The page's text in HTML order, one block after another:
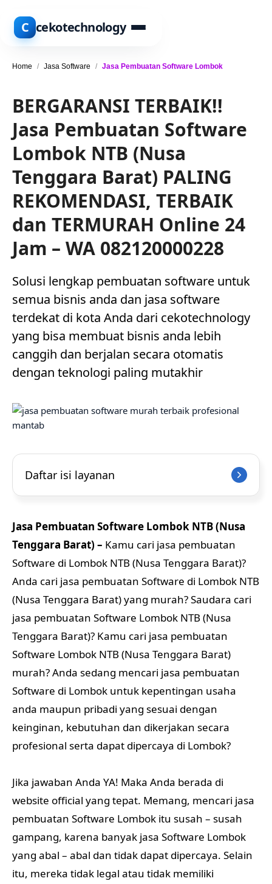
C cekotechnology
Home / Jasa Software / Jasa Pembuatan Software Lombok
BERGARANSI TERBAIK!!
Jasa Pembuatan Software
Lombok NTB (Nusa
Tenggara Barat) PALING
REKOMENDASI, TERBAIK
dan TERMURAH Online 24
Jam – WA 082120000228
Solusi lengkap pembuatan software untuk
semua bisnis anda dan jasa software
terdekat di kota Anda dari cekotechnology
yang bisa membuat bisnis anda lebih
canggih dan berjalan secara otomatis
dengan teknologi paling mutakhir
Daftar isi layanan
Jasa Pembuatan Software Lombok NTB (Nusa
Tenggara Barat) – Kamu cari jasa pembuatan
Software di Lombok NTB (Nusa Tenggara Barat)?
Anda cari jasa pembuatan Software di Lombok NTB
(Nusa Tenggara Barat) yang murah? Saudara cari
jasa pembuatan Software Lombok NTB (Nusa
Tenggara Barat)? Kamu cari jasa pembuatan
Software Lombok NTB (Nusa Tenggara Barat)
murah? Anda sedang mencari jasa pembuatan
Software di Lombok untuk kepentingan usaha
anda maupun pribadi yang sesuai dengan
keinginan, kebutuhan dan dikerjakan secara
profesional serta dapat dipercaya di Lombok?
Jika jawaban Anda YA! Maka Anda berada di
website official yang tepat. Memang, mencari jasa
pembuatan Software Lombok itu susah – susah
gampang, karena banyak jasa Software Lombok
yang abal – abal dan tidak dapat dipercaya. Selain
itu, mereka tidak legal atau tidak memiliki